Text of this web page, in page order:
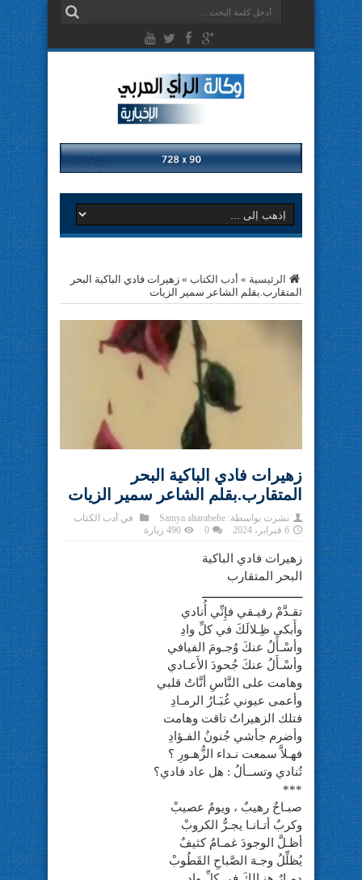
الرئيسية » أدب الكتاب » زهيرات فادي الباكية البحر
المتقارب.بقلم الشاعر سمير الزيات
زهيرات فادي الباكية البحر
المتقارب.بقلم الشاعر سمير الزيات
نشرت بواسطة: Samya altarabehe في أدب الكتاب
6 فبراير، 2024
0 490 زيارة
زهيرات فادي الباكية
البحر المتقارب
ـــــــــــــــــــــــــــــــ
تقـدَّمْ رفيـقي فإِنِّي أُنادي
وأَبكي ظِـلالَكَ في كلِّ وادِ
وأسْـأَلُ عنكَ وُجـومَ الفيافي
وأسْـأَلُ عنكَ جُحودَ الأَعـادي
وهامت على النَّاسِ أنَّاتُ قلبي
وأعمى عيوني غُبَـارُ الرمـادِ
فتلك الزهيراتُ تاقت وهامت
وأضرم جأشي جُنونُ الفـؤادِ
فهـلاَّ سمعت نـداء الزُّهـورِ ؟
تُنادي وتســألُ : هل عاد فادي؟
***
صبـاحٌ رهيبٌ ، ويومٌ عصيبْ
وكربٌ أتـانـا يجـرُّ الكروبْ
أظـلَّ الوجودَ غمـامٌ كثيفٌ
يُظلِّلُ وجـهَ الصَّباحِ القَطُوبْ